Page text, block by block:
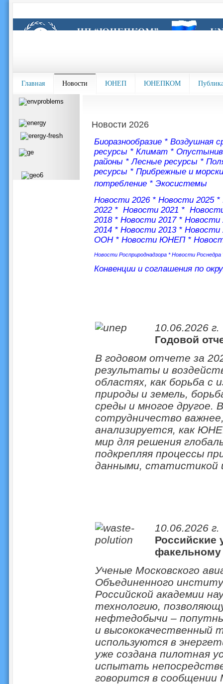
Главная Новости ЮНЕП ЮНЕПКОМ
Новости 2026
Биоразнообразие * Воздушная
ресурсы * Климат *
районы *Лесные ресурсы *
ресурсы * Прибрежные и
потребление * Экосистемы
Новости 2026 * Новости 2025*
2022* Новости 2021 *
2018* Новости 2017* Новости
2014 * Новости 2013 * Новости
ООН* Новости ЮНЕП*
Новости Росприроднадзора*Новости Роснедра
Конвенции и соглашения по
10.06.2026 г.
Годовой
В годовом отчете за
результаты и
областях, как борьба с
природы и земель,
среды и многое другое.
сотрудничество
анализируется, как
мир для решения
подкрепляя процессы
данными, статистикой
10.06.2026 г.
Российские
факельному
Ученые Московского
Объединенного
Российской академии
технологию,
нефтедобычи –
и высококачественный
используются в
уже создана пилотная
испытать
говорится в